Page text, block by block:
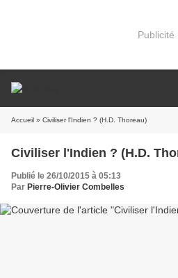
Publicité
Accueil » Civiliser l'Indien ? (H.D. Thoreau)
Civiliser l'Indien ? (H.D.
Publié le 26/10/2015 à 05:13
Par Pierre-Olivier Combelles